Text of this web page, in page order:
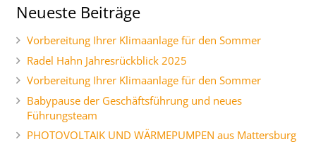
Neueste Beiträge
Vorbereitung Ihrer Klimaanlage für den Sommer
Radel Hahn Jahresrückblick 2025
Vorbereitung Ihrer Klimaanlage für den Sommer
Babypause der Geschäftsführung und neues
Führungsteam
PHOTOVOLTAIK UND WÄRMEPUMPEN aus Mattersburg